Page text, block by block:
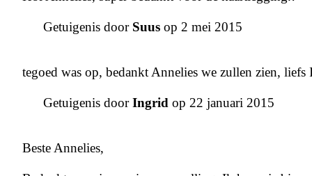
Getuigenis door Suus op 2 mei 2015
tegoed was op, bedankt Annelies we zullen zien, liefs
Getuigenis doorIngrid op 22 januari 2015
Beste Annelies,